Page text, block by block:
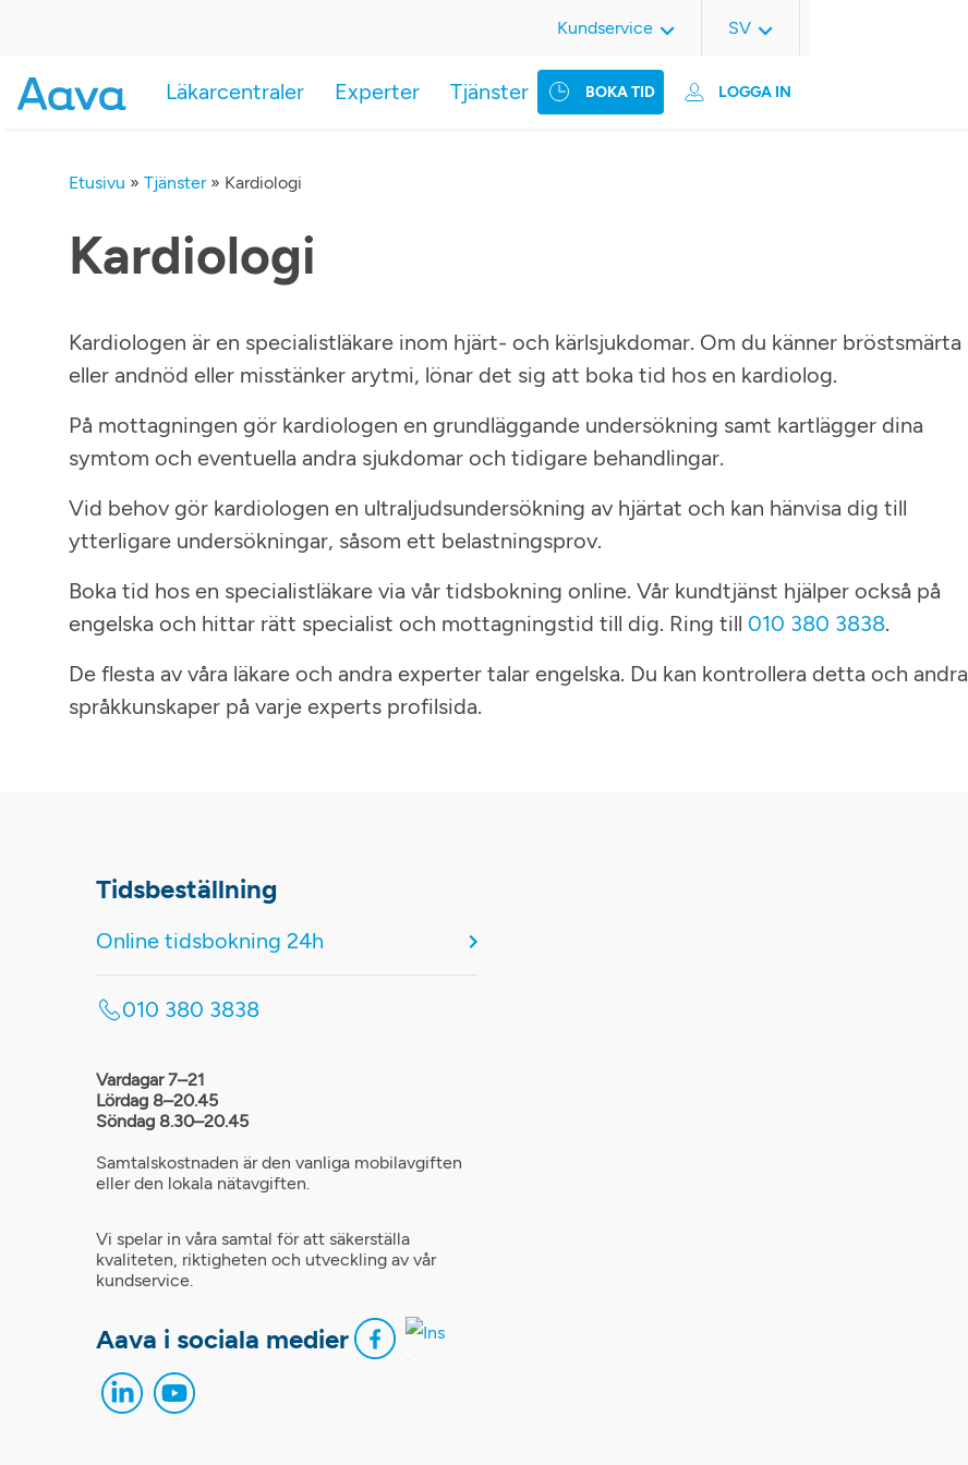
BOKA TID LOGGA IN
Läkarcentraler Experter Tjänster
Kundservice SV
Etusivu » Tjänster» Kardiologi
Kardiologi
Kardiologen är en specialistläkare inom hjärt- och kärlsjukdomar. Om du känner bröstsmärta
eller andnöd eller misstänker arytmi, lönar det sig att boka tid hos en kardiolog.
På mottagningen gör kardiologen en grundläggande undersökning samt kartlägger dina
symtom och eventuella andra sjukdomar och tidigare behandlingar.
Vid behov gör kardiologen en ultraljudsundersökning av hjärtat och kan hänvisa dig till
ytterligare undersökningar, såsom ett belastningsprov.
Boka tid hos en specialistläkare via vår tidsbokning online. Vår kundtjänst hjälper också på
engelska och hittar rätt specialist och mottagningstid till dig. Ring till 010 380 3838.
De flesta av våra läkare och andra experter talar engelska. Du kan kontrollera detta och andra
språkkunskaper på varje experts profilsida.
Tidsbeställning
Online tidsbokning 24h
010 380 3838
Vardagar 7–21
Lördag 8–20.45
Söndag 8.30–20.45
Samtalskostnaden är den vanliga mobilavgiften
eller den lokala nätavgiften.
Vi spelar in våra samtal för att säkerställa
kvaliteten, riktigheten och utveckling av vår
kundservice.
Aava i sociala medier